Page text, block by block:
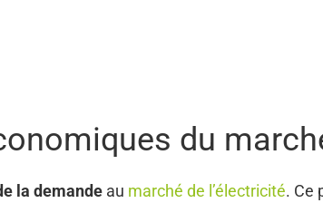
du
la demande au marché de l’électricité. Ce